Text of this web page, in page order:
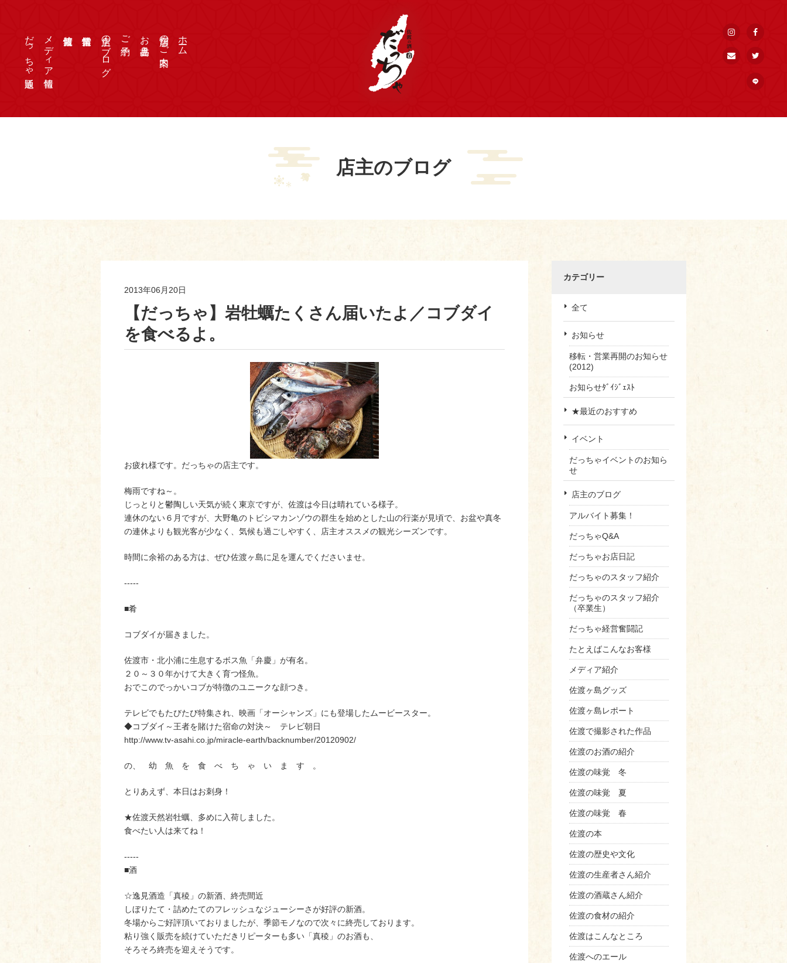
ホーム
店舗のご案内
お品書き
ご予約
店主のブログ
メディア情報
だっちゃ通販
店主のブログ
2013年06月20日
【だっちゃ】岩牡蠣たくさん届いたよ／コブダイ
を食べるよ。
お疲れ様です。だっちゃの店主です。
梅雨ですね～。
じっとりと鬱陶しい天気が続く東京ですが、佐渡は今日は晴れている様子。
連休のない６月ですが、大野亀のトビシマカンゾウの群生を始めとした山の行楽が見頃で、お盆や真冬
の連休よりも観光客が少なく、気候も過ごしやすく、店主オススメの観光シーズンです。
時間に余裕のある方は、ぜひ佐渡ヶ島に足を運んでくださいませ。
-----
■肴
コブダイが届きました。
佐渡市・北小浦に生息するボス魚「弁慶」が有名。
２０～３０年かけて大きく育つ怪魚。
おでこのでっかいコブが特徴のユニークな顔つき。
テレビでもたびたび特集され、映画「オーシャンズ」にも登場したムービースター。
◆コブダイ～王者を賭けた宿命の対決～ テレビ朝日
http://www.tv-asahi.co.jp/miracle-earth/backnumber/20120902/
の、 幼 魚 を 食 べ ち ゃ い ま す 。
とりあえず、本日はお刺身！
★佐渡天然岩牡蠣、多めに入荷しました。
食べたい人は来てね！
-----
■酒
☆逸見酒造「真稜」の新酒、終売間近
しぼりたて・詰めたてのフレッシュなジューシーさが好評の新酒。
冬場からご好評頂いておりましたが、季節モノなので次々に終売しております。
粘り強く販売を続けていただきリピーターも多い「真稜」のお酒も、
そろそろ終売を迎えそうです。
カテゴリー
全て
お知らせ
移転・営業再開のお知らせ
(2012)
お知らせﾀﾞｲｼﾞｪｽﾄ
★最近のおすすめ
イベント
だっちゃイベントのお知ら
せ
店主のブログ
アルバイト募集！
だっちゃQ&A
だっちゃお店日記
だっちゃのスタッフ紹介
だっちゃのスタッフ紹介
（卒業生）
だっちゃ経営奮闘記
たとえばこんなお客様
メディア紹介
佐渡ヶ島グッズ
佐渡ヶ島レポート
佐渡で撮影された作品
佐渡のお酒の紹介
佐渡の味覚 冬
佐渡の味覚 夏
佐渡の味覚 春
佐渡の本
佐渡の歴史や文化
佐渡の生産者さん紹介
佐渡の酒蔵さん紹介
佐渡の食材の紹介
佐渡はこんなところ
佐渡へのエール